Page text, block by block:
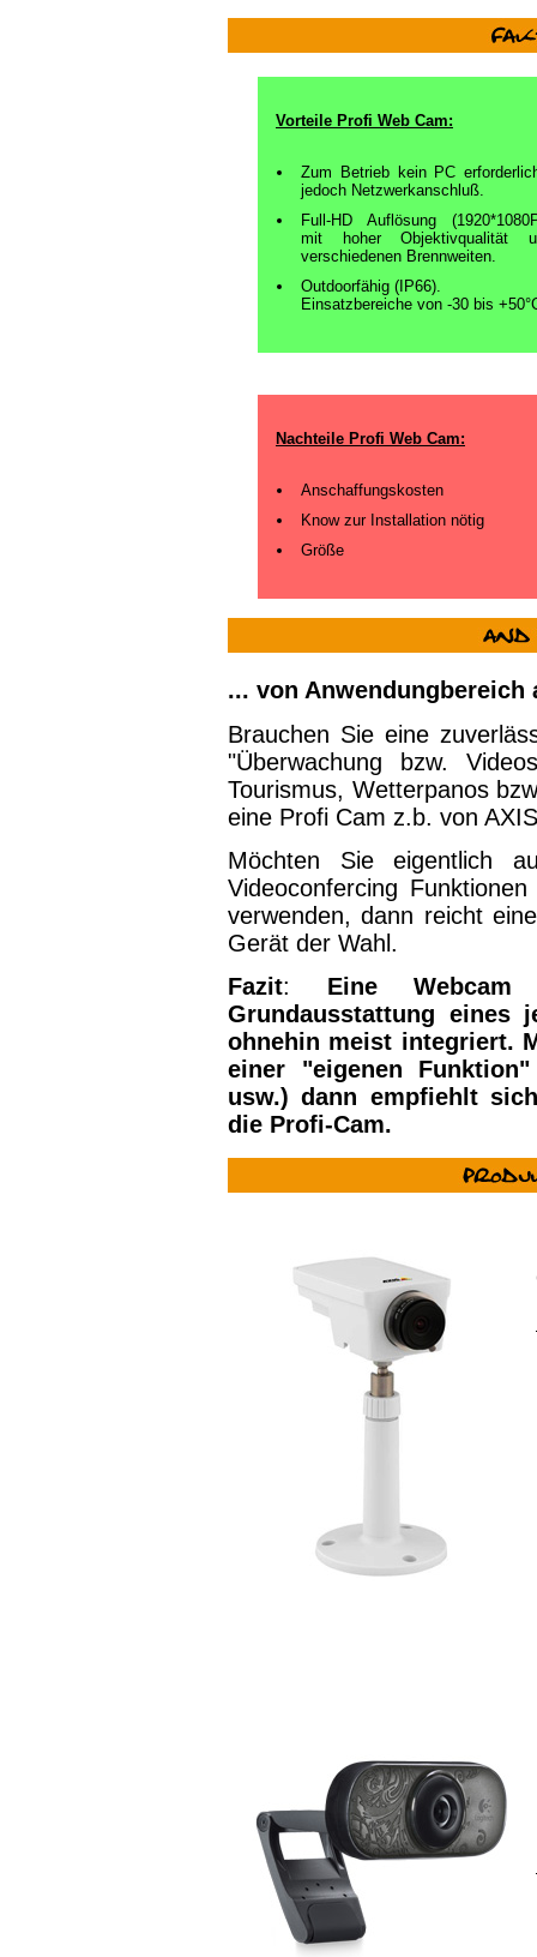
Vorteile Profi Web Cam:
Zum Betrieb kein PC
jedoch Netzwerkanschluß.
Full-HD Auflösung
mit hoher Objektivqualität
verschiedenen Brennweiten.
Outdoorfähig (IP66).
Einsatzbereiche von -30 bis
Nachteile Profi Web Cam:
Anschaffungskosten
Know zur Installation nötig
Größe
... von Anwendungbereich
Brauchen Sie eine
"Überwachung bzw.
Tourismus, Wetterpanos
eine Profi Cam z.b. von
Möchten Sie eigentlich
Videoconfercing
verwenden, dann reicht
Gerät der Wahl.
Fazit: Eine
Grundausstattung eines
ohnehin meist integriert.
einer "eigenen
usw.) dann empfiehlt
die Profi-Cam.